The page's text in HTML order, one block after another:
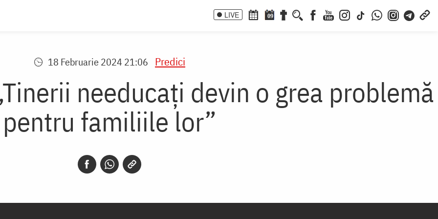
LIVE 09
18 Februarie 2024 21:06 Predici
needucați devin o grea problemă
pentru familiile lor”